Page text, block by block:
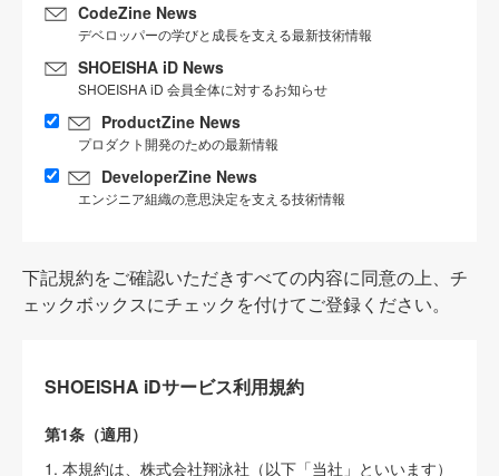
CodeZine News
デベロッパーの学びと成長を支える最新技術情報
SHOEISHA iD News
SHOEISHA iD 会員全体に対するお知らせ
ProductZine News
プロダクト開発のための最新情報
DeveloperZine News
エンジニア組織の意思決定を支える技術情報
下記規約をご確認いただきすべての内容に同意の上、チ
ェックボックスにチェックを付けてご登録ください。
SHOEISHA iDサービス利用規約
第1条（適用）
1. 本規約は、株式会社翔泳社（以下「当社」といいます）